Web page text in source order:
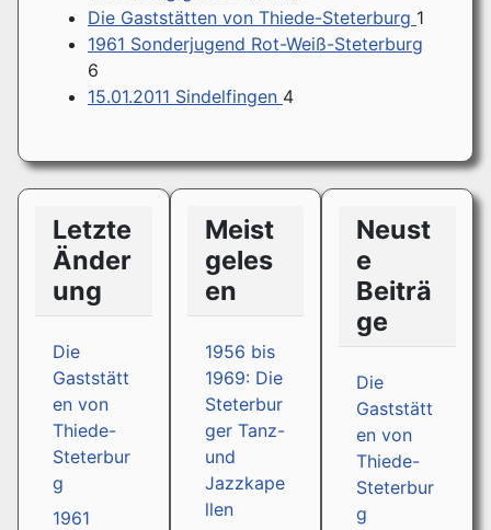
Die Gaststätten von Thiede-Steterburg 1
1961 Sonderjugend Rot-Weiß-Steterburg
6
15.01.2011 Sindelfingen 4
Letzte
Änder
ung
Die
Gaststätt
en von
Thiede-
Steterbur
g
1961
Meist
geles
en
1956 bis
1969: Die
Steterbur
ger Tanz-
und
Jazzkape
llen
Neust
e
Beiträ
ge
Die
Gaststätt
en von
Thiede-
Steterbur
g